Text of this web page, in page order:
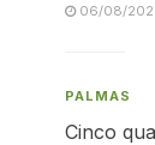
06/08/
PALMAS
Cinco